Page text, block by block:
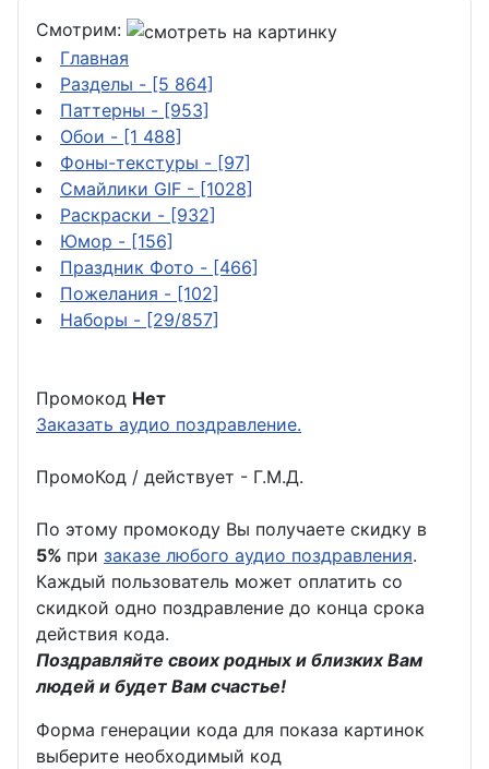
Смотрим:
Главная
Разделы - [5 864]
Паттерны - [953]
Обои - [1 488]
Фоны-текстуры - [97]
Смайлики GIF - [1028]
Раскраски - [932]
Юмор - [156]
Праздник Фото - [466]
Пожелания - [102]
Наборы - [29/857]
Промокод Нет
Заказать аудио поздравление.
ПромоКод / действует - Г.М.Д.
По этому промокоду Вы получаете скидку в
5% при заказе любого аудио поздравления.
Каждый пользователь может оплатить со
скидкой одно поздравление до конца срока
действия кода.
Поздравляйте своих родных и близких Вам
людей и будет Вам счастье!
Форма генерации кода для показа картинок
выберите необходимый код